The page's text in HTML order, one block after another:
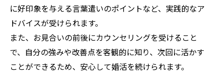
に好印象を与える言葉遣いのポイントなど、実践的なア
ドバイスが受けられます。
また、お見合いの前後にカウンセリングを受けること
で、自分の強みや改善点を客観的に知り、次回に活かす
ことができるため、安心して婚活を続けられます。